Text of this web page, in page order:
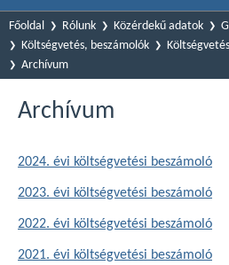
Főoldal Rólunk Közérdekű adatok
Költségvetés, beszámolók
Archívum
Archívum
2024. évi költségvetési beszámoló
2023. évi költségvetési beszámoló
2022. évi költségvetési beszámoló
2021. évi költségvetési beszámoló